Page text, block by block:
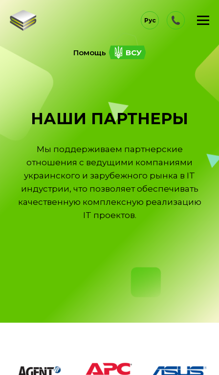
Помощь ВСУ
Рус
НАШИ ПАРТНЕРЫ
Мы поддерживаем партнерские
отношения с ведущими компаниями
украинского и зарубежного рынка в IT
индустрии, что позволяет обеспечивать
качественную комплексную реализацию
IT проектов.